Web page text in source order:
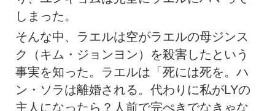
しまった。
そんな中、ラエルは空がラエルの母ジンス
ク（キム・ジョンヨン）を殺害したという
事実を知った。ラエルは「死には死を。ハ
ン・ソラは離婚される。代わりに私がLYの
主人になったら？人前で完ぺきでなきゃな